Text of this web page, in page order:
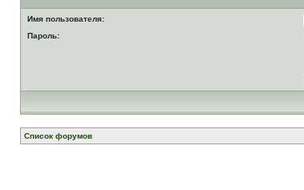
Имя пользователя:
Пароль:
Список форумов